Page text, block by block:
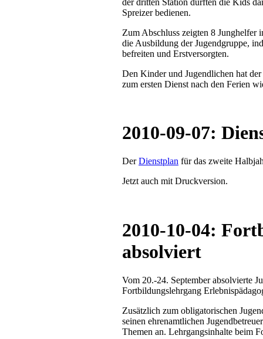
Spreizer bedienen.
Zum Abschluss zeigten 8
die Ausbildung der Jugendgruppe,
befreiten und Erstversorgten.
Den Kinder und Jugendlichen hat
zum ersten Dienst nach den Ferien
2010-09-07:
DerDienstplan für das zweite
Jetzt auch mit Druckversion.
2010-10-04:
absolviert
Vom 20.-24. September absolvierte
Fortbildungslehrgang
Zusätzlich zum obligatorischen
seinen ehrenamtlichen
Themen an. Lehrgangsinhalte beim